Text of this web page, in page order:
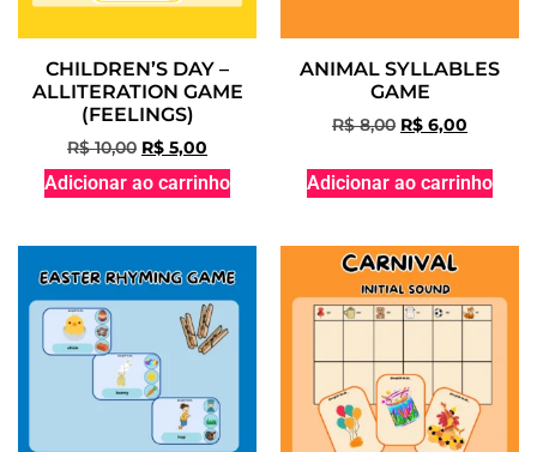
CHILDREN’S DAY –
ALLITERATION GAME
(FEELINGS)
R$10,00 R$ 5,00
Adicionar ao carrinho
ANIMAL SYLLABLES
GAME
R$8,00 R$ 6,00
Adicionar ao carrinho